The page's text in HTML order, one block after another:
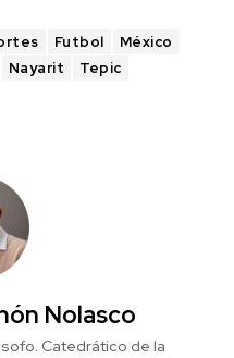
Futbol
México
Nayarit Tepic
Nolasco
Catedrático de la